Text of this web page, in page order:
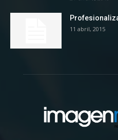
11 abril, 2015